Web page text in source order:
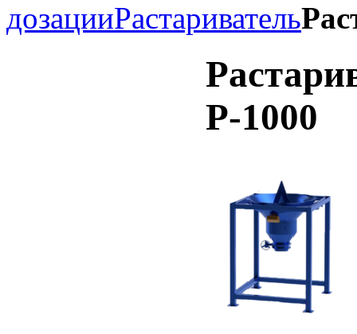
дозацииРастариватель
Р-1000